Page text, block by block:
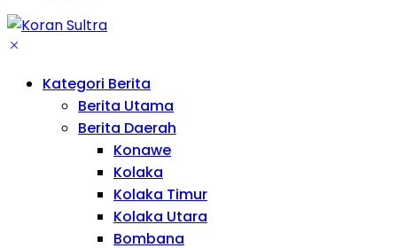
Kategori Berita
Berita Utama
Berita Daerah
Konawe
Kolaka
Kolaka Timur
Kolaka Utara
Bombana